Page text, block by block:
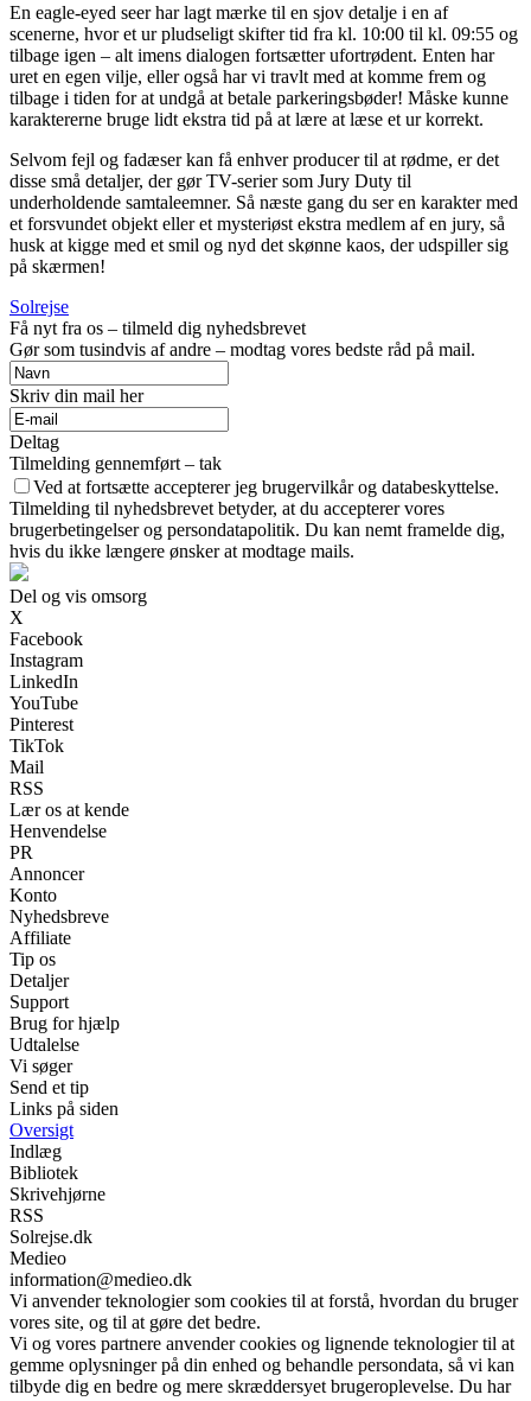
En eagle-eyed seer har lagt mærke til en sjov detalje i en af
scenerne, hvor et ur pludseligt skifter tid fra kl. 10:00 til kl. 09:55 og
tilbage igen – alt imens dialogen fortsætter ufortrødent. Enten har
uret en egen vilje, eller også har vi travlt med at komme frem og
tilbage i tiden for at undgå at betale parkeringsbøder! Måske kunne
karaktererne bruge lidt ekstra tid på at lære at læse et ur korrekt.
Selvom fejl og fadæser kan få enhver producer til at rødme, er det
disse små detaljer, der gør TV-serier som Jury Duty til
underholdende samtaleemner. Så næste gang du ser en karakter med
et forsvundet objekt eller et mysteriøst ekstra medlem af en jury, så
husk at kigge med et smil og nyd det skønne kaos, der udspiller sig
på skærmen!
Solrejse
Få nyt fra os – tilmeld dig nyhedsbrevet
Gør som tusindvis af andre – modtag vores bedste råd på mail.
Skriv din mail her
Deltag
Tilmelding gennemført – tak
Ved at fortsætte accepterer jeg brugervilkår og databeskyttelse.
Tilmelding til nyhedsbrevet betyder, at du accepterer vores
brugerbetingelser og persondatapolitik. Du kan nemt framelde dig,
hvis du ikke længere ønsker at modtage mails.
Del og vis omsorg
X
Facebook
Instagram
LinkedIn
YouTube
Pinterest
TikTok
Mail
RSS
Lær os at kende
Henvendelse
PR
Annoncer
Konto
Nyhedsbreve
Affiliate
Tip os
Detaljer
Support
Brug for hjælp
Udtalelse
Vi søger
Send et tip
Links på siden
Oversigt
Indlæg
Bibliotek
Skrivehjørne
RSS
Solrejse.dk
Medieo
information@medieo.dk
Vi anvender teknologier som cookies til at forstå, hvordan du bruger
vores site, og til at gøre det bedre.
Vi og vores partnere anvender cookies og lignende teknologier til at
gemme oplysninger på din enhed og behandle persondata, så vi kan
tilbyde dig en bedre og mere skræddersyet brugeroplevelse. Du har